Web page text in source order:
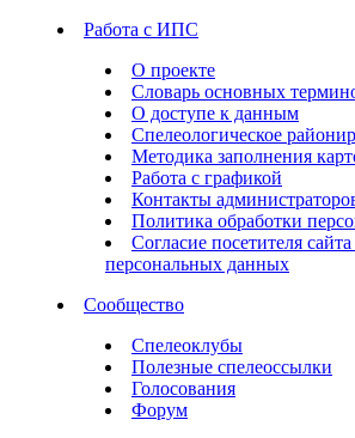
Работа с ИПС
О проекте
Словарь основных
О доступе к данным
Спелеологическое
Методика заполнения
Работа с графикой
Контакты
Политика обработки
Согласие посетителя
персональных данных
Сообщество
Спелеоклубы
Полезные спелеоссылки
Голосования
Форум